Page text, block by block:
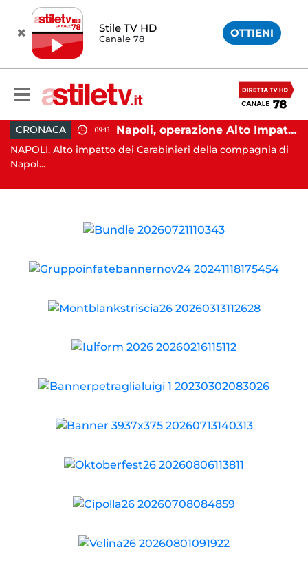
Stile TV HD
Canale 78 OTTIENI
CRONACA 09:13 Napoli, operazione Alto Impatto: trovate 252 dosi di droga
NAPOLI. Alto impatto dei Carabinieri della compagnia di
Napol...